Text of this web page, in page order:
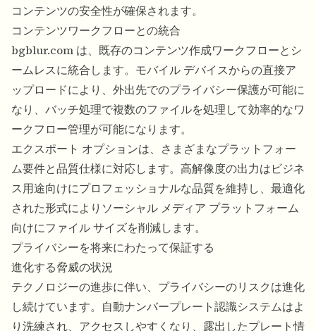
コンテンツの安全性が確保されます。
コンテンツワークフローとの統合
bgblur.com は、既存のコンテンツ作成ワークフローとシ
ームレスに統合します。モバイル デバイスからの直接ア
ップロードにより、外出先でのプライバシー保護が可能に
なり、バッチ処理で複数のファイルを処理して効率的なワ
ークフロー管理が可能になります。
エクスポート オプションは、さまざまなプラットフォー
ム要件と品質仕様に対応します。高解像度の出力はビジネ
ス用途向けにプロフェッショナルな品質を維持し、最適化
された形式によりソーシャル メディア プラットフォーム
向けにファイル サイズを削減します。
プライバシーを将来にわたって保証する
進化する脅威の状況
テクノロジーの進歩に伴い、プライバシーのリスクは進化
し続けています。自動ナンバープレート認識システムはよ
り洗練され、アクセスしやすくなり、露出したプレート情